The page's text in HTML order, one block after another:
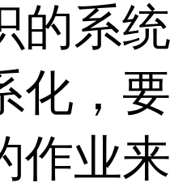
的系统
化，要
作业来